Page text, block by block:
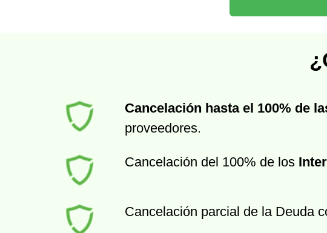
Cancelación hasta el 100% de
proveedores.
Cancelación del 100% de los
Cancelación parcial de la Deuda